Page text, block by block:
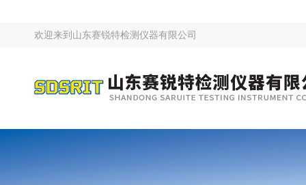
欢迎来到 山东赛锐特检测仪器有限公司